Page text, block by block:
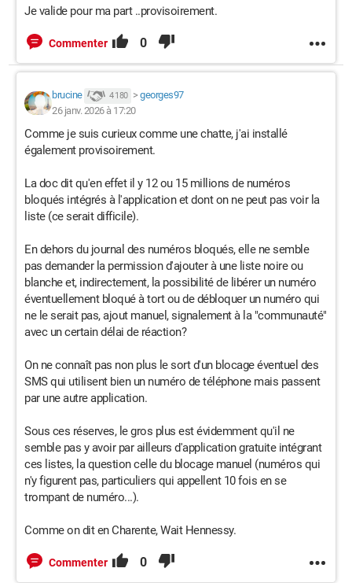
Je valide pour ma part ..provisoirement.
Commenter 0
brucine 4 180 > georges97
26 janv. 2026 à 17:20
Comme je suis curieux comme une chatte, j'ai installé
également provisoirement.
La doc dit qu'en effet il y 12 ou 15 millions de numéros
bloqués intégrés à l'application et dont on ne peut pas voir la
liste (ce serait difficile).
En dehors du journal des numéros bloqués, elle ne semble
pas demander la permission d'ajouter à une liste noire ou
blanche et, indirectement, la possibilité de libérer un numéro
éventuellement bloqué à tort ou de débloquer un numéro qui
ne le serait pas, ajout manuel, signalement à la "communauté"
avec un certain délai de réaction?
On ne connaît pas non plus le sort d'un blocage éventuel des
SMS qui utilisent bien un numéro de téléphone mais passent
par une autre application.
Sous ces réserves, le gros plus est évidemment qu'il ne
semble pas y avoir par ailleurs d'application gratuite intégrant
ces listes, la question celle du blocage manuel (numéros qui
n'y figurent pas, particuliers qui appellent 10 fois en se
trompant de numéro...).
Comme on dit en Charente, Wait Hennessy.
Commenter 0